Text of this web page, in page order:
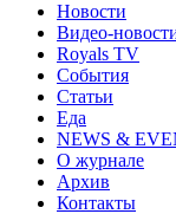
Новости
Видео-
Royals TV
События
Статьи
Еда
NEWS &
О журнале
Архив
Контакты